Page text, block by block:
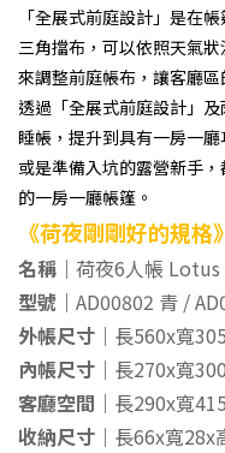
「全展式前庭設計」是在
三角擋布，可以依照天氣
來調整前庭帳布，讓客廳
透過「全展式前庭設計」
睡帳，提升到具有一房一
或是準備入坑的露營新手
的一房一廳帳篷。
《荷夜剛剛好的規
名稱｜ 荷夜6人帳 Lotus
型號｜ AD00802 青 /
外帳尺寸｜ 長560x寬
內帳尺寸｜ 長270x寬
客廳空間｜ 長290x寬
收納尺寸｜ 長66x寬28x